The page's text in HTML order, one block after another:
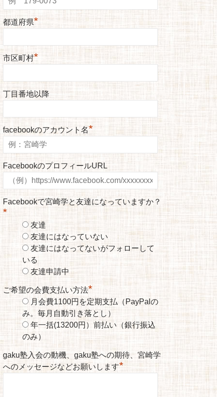
都道府県*
市区町村*
丁目番地以降
facebookのアカウント名*
FacebookのプロフィールURL
Facebookで宮崎学と友達になっていますか？
*
友達
友達にはなっていない
友達にはなってないがフォローして
いる
友達申請中
ご希望の会費支払い方法*
月会費1100円を定期支払（PayPalの
み。毎月自動引き落とし）
年一括(13200円）前払い（銀行振込
のみ）
gaku塾入会の動機、gaku塾への期待、宮崎学
へのメッセージなどお願いします*